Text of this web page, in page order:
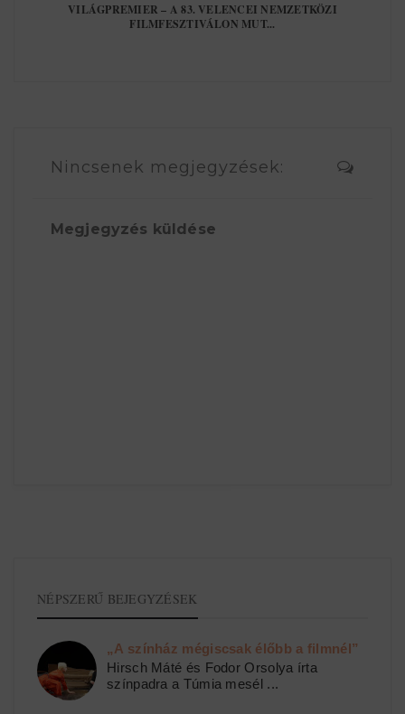
VILÁGPREMIER – A 83. VELENCEI NEMZETKÖZI
FILMFESZTIVÁLON MUT...
Nincsenek megjegyzések:
Megjegyzés küldése
NÉPSZERŰ BEJEGYZÉSEK
„A színház mégiscsak élőbb a filmnél”
Hirsch Máté és Fodor Orsolya írta
színpadra a Túmia mesél ...